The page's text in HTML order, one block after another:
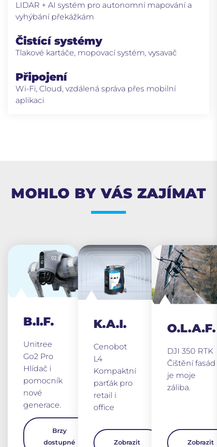
LIDAR + AI systém pro autonomní mapování a
vyhýbání překážkám
Čistící systémy
Tlakové kartáče, mopovací systém, vysavač
Připojení
Wi-Fi, Cloud, vzdálená správa přes mobilní
aplikaci
MOHLO BY VÁS ZAJÍMAT
B.I.F.
Unitree
Go2 Pro
Hlídač i
pomocník
nové
generace.
Brzy
dostupné
K.A.I.
Cenobot
L4
Kompaktní
parťák pro
retail i
office
Zobrazit
O.L.A.F.
DJI 350 RTK
Čištění fasád
je moje
záliba.
Zobrazit